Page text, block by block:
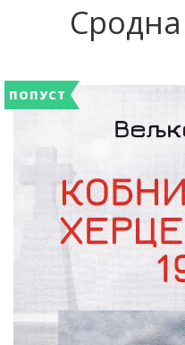
ПОПУСТ